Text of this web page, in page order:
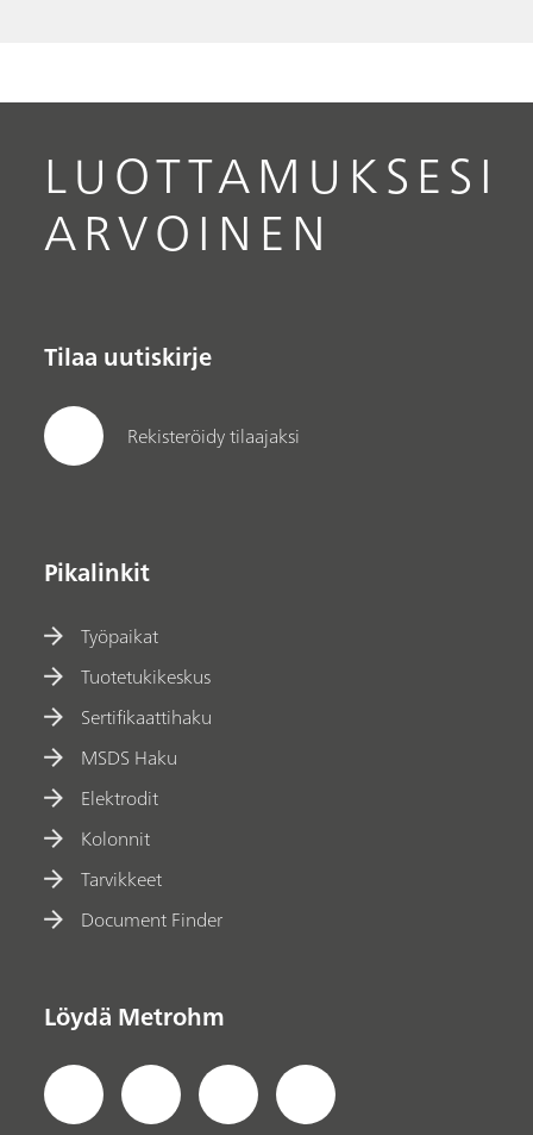
LUOTTAMUKSESI
ARVOINEN
Tilaa uutiskirje
Rekisteröidy tilaajaksi
Pikalinkit
Työpaikat
Tuotetukikeskus
Sertifikaattihaku
MSDS Haku
Elektrodit
Kolonnit
Tarvikkeet
Document Finder
Löydä Metrohm